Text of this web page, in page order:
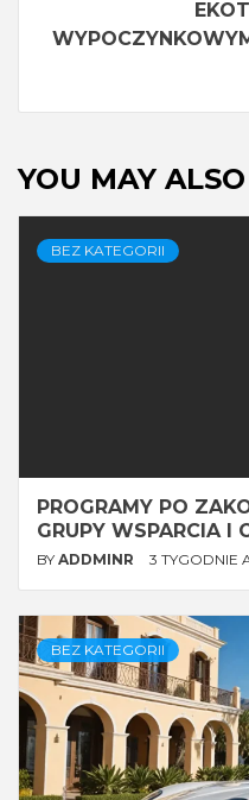
YOU MAY
BEZ KATEGORII
PROGRAMY PO
GRUPY WSPARCIA I
BY ADDMINR 3 TYGODNIE
BEZ KATEGORII